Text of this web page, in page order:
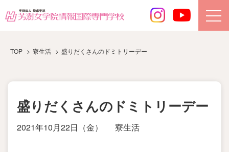
TOP 寮生活 盛りだくさんのドミトリーデー
盛りだくさんのドミトリーデー
2021年10月22日（金） 寮生活